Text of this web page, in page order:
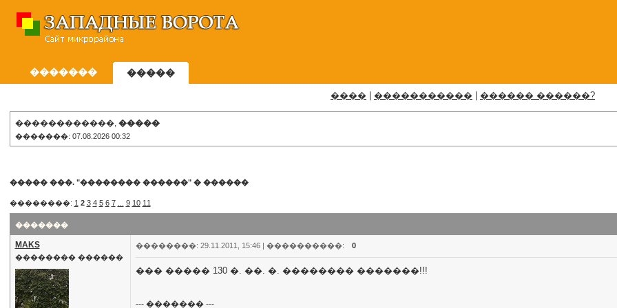
������� �����
���� ����������� ������ ������?
������������, �����
�������: 07.08.2026 00:32
����� ���. "�������� ������"� ������
��������: 1 2 3 4 5 6 7 9 10 11
�������
MAKS
�������� ������
��������: 29.11.2011, 15:46 | ����������: 0
��� ����� 130 �. ��. �. �������� �������!!!
--- ������� ---